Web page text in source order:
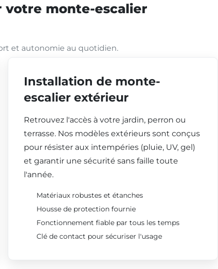
monte-escalier
et autonomie au quotidien.
Installation de monte-
escalier extérieur
Retrouvez l'accès à votre jardin, perron ou
terrasse. Nos modèles extérieurs sont conçus
pour résister aux intempéries (pluie, UV, gel)
et garantir une sécurité sans faille toute
l'année.
Matériaux robustes et étanches
Housse de protection fournie
Fonctionnement fiable par tous les temps
Clé de contact pour sécuriser l'usage